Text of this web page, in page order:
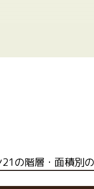
の階層・面積別